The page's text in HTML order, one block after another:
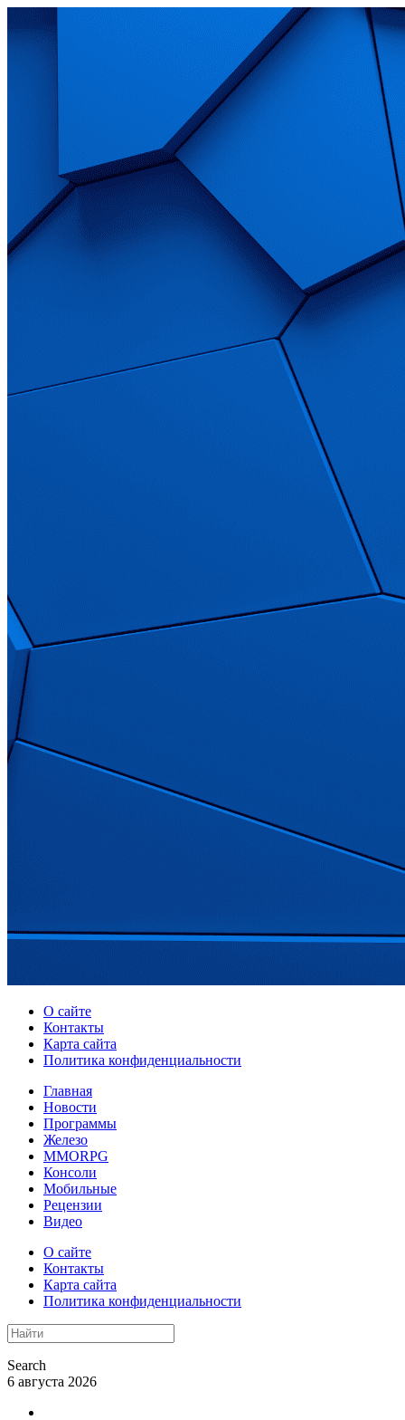
О сайте
Контакты
Карта сайта
Политика конфиденциальности
Главная
Новости
Программы
Железо
MMORPG
Консоли
Мобильные
Рецензии
Видео
О сайте
Контакты
Карта сайта
Политика конфиденциальности
Search
6 августа 2026